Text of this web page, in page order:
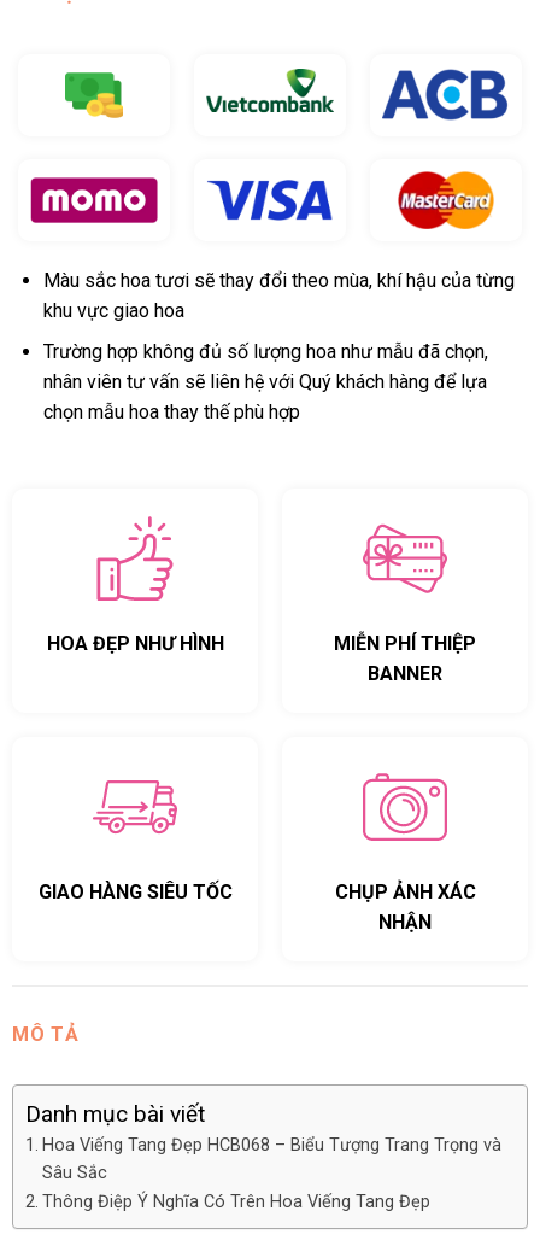
Màu sắc hoa tươi sẽ thay đổi theo mùa, khí hậu của từng
khu vực giao hoa
Trường hợp không đủ số lượng hoa như mẫu đã chọn,
nhân viên tư vấn sẽ liên hệ với Quý khách hàng để lựa
chọn mẫu hoa thay thế phù hợp
HOA ĐẸP NHƯ HÌNH
MIỄN PHÍ THIỆP
BANNER
GIAO HÀNG SIÊU TỐC
CHỤP ẢNH XÁC
NHẬN
MÔ TẢ
Danh mục bài viết
Hoa Viếng Tang Đẹp HCB068 – Biểu Tượng Trang Trọng và
Sâu Sắc
Thông Điệp Ý Nghĩa Có Trên Hoa Viếng Tang Đẹp